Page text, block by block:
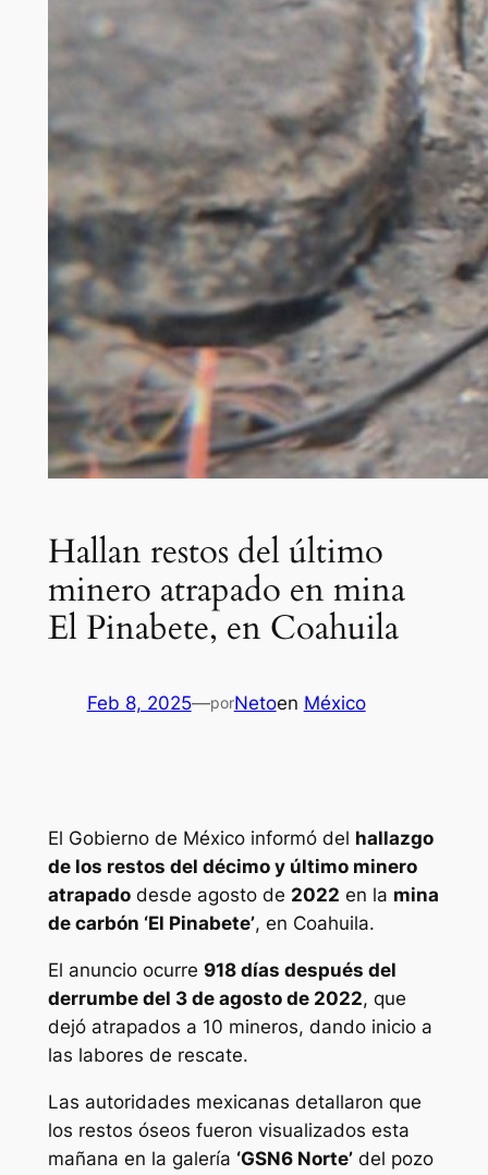
Hallan restos del último
minero atrapado en mina
El Pinabete, en Coahuila
Feb 8, 2025—porNetoen México
El Gobierno de México informó del hallazgo
de los restos del décimo y último minero
atrapadodesde agosto de 2022 en la mina
de carbón ‘El Pinabete’, en Coahuila.
El anuncio ocurre 918 días después del
derrumbe del 3 de agosto de 2022, que
dejó atrapados a 10 mineros, dando inicio a
las labores de rescate.
Las autoridades mexicanas detallaron que
los restos óseos fueron visualizados esta
mañana en la galería ‘GSN6 Norte’del pozo